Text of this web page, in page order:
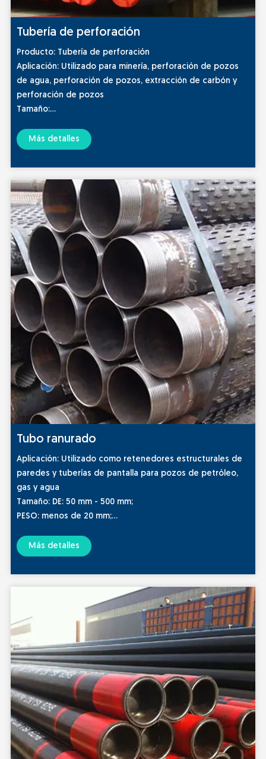
Tubería de perforación
Producto: Tubería de perforación
Aplicación: Utilizado para minería, perforación de pozos
de agua, perforación de pozos, extracción de carbón y
perforación de pozos
Tamaño:
PESO: 6,45-12,7 mm
LONGITUD: R1, R2, R3
Estándar de tubería: API 5DP E75, X95, G105, S135
Estilo molesto: IU, UE, IEU
Conexión: NC26, NC31, NC38, NC40, NC46, NC50, 5 1/2FH.6
5/8FH.
Recubrimiento interno: TK34,TC2000, Arnco 100XT, 200XT,
300XT
Más detalles
Tubo ranurado
Aplicación: Utilizado como retenedores estructurales de
paredes y tuberías de pantalla para pozos de petróleo,
gas y agua
Tamaño: DE: 50 mm - 500 mm;
PESO: menos de 20 mm;
Especificación de ranuras y agujeros: según lo requiera el
cliente
Estándar y grado: API, API5CT
J55/K55/N80/C75/L80/C90/T95/Q125
Tipo de proceso: Sin costura (SMLS), Resistencia eléctrica
soldada (ERW)
Extremo: liso, biselado, corte cuadrado, con conexión
LTCISTC/BTC
Superficie: anticorrosión y pintura al agua.
Embalaje: tapas de protección en ambos extremos, papel
impermeable envuelto
Más detalles